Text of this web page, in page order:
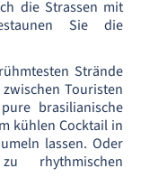
die Strassen mit
Sie die
Strände
Touristen
brasilianische
kühlen Cocktail in
lassen. Oder
rhythmischen